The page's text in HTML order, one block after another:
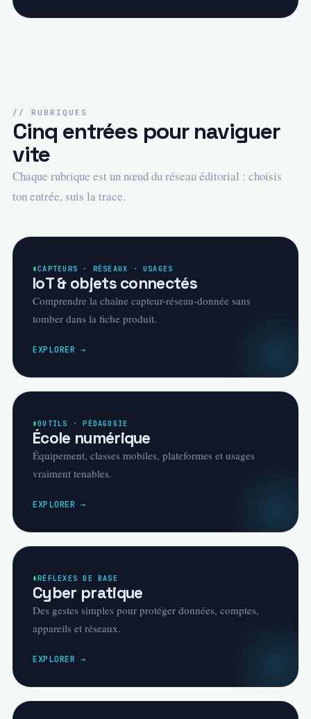
// RUBRIQUES
Cinq entrées pour naviguer
vite
Chaque rubrique est un nœud du réseau éditorial : choisis
ton entrée, suis la trace.
CAPTEURS · RÉSEAUX · USAGES
IoT & objets connectés
Comprendre la chaîne capteur-réseau-donnée sans
tomber dans la fiche produit.
EXPLORER →
OUTILS · PÉDAGOGIE
École numérique
Équipement, classes mobiles, plateformes et usages
vraiment tenables.
EXPLORER →
RÉFLEXES DE BASE
Cyber pratique
Des gestes simples pour protéger données, comptes,
appareils et réseaux.
EXPLORER →